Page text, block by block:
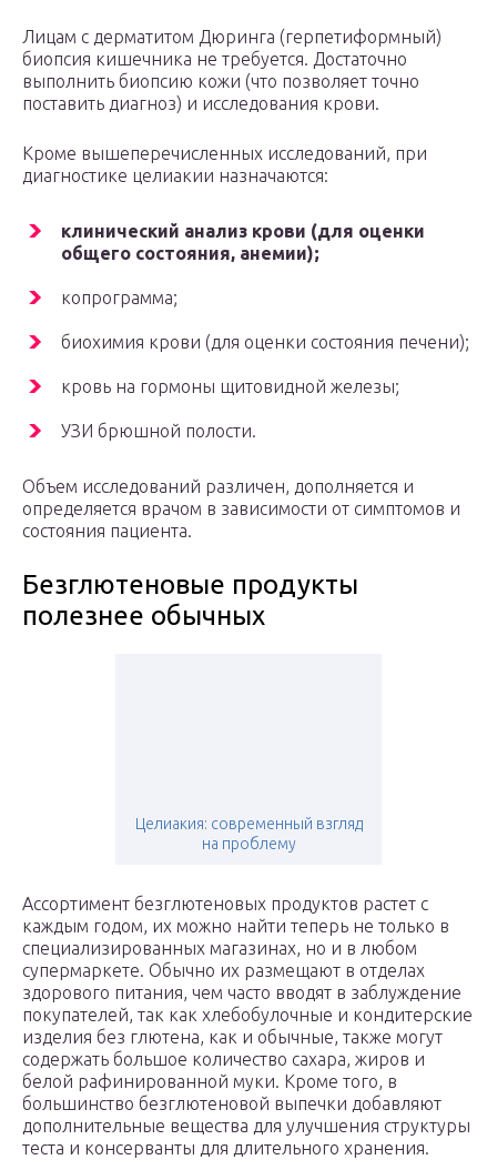
Лицам с дерматитом Дюринга (герпетиформный)
биопсия кишечника не требуется. Достаточно
выполнить биопсию кожи (что позволяет точно
поставить диагноз) и исследования крови.
Кроме вышеперечисленных исследований, при
диагностике целиакии назначаются:
клинический анализ крови (для оценки
общего состояния, анемии);
копрограмма;
биохимия крови (для оценки состояния печени);
кровь на гормоны щитовидной железы;
УЗИ брюшной полости.
Объем исследований различен, дополняется и
определяется врачом в зависимости от симптомов и
состояния пациента.
Безглютеновые продукты
полезнее обычных
Целиакия: современный взгляд
на проблему
Ассортимент безглютеновых продуктов растет с
каждым годом, их можно найти теперь не только в
специализированных магазинах, но и в любом
супермаркете. Обычно их размещают в отделах
здорового питания, чем часто вводят в заблуждение
покупателей, так как хлебобулочные и кондитерские
изделия без глютена, как и обычные, также могут
содержать большое количество сахара, жиров и
белой рафинированной муки. Кроме того, в
большинство безглютеновой выпечки добавляют
дополнительные вещества для улучшения структуры
теста и консерванты для длительного хранения.